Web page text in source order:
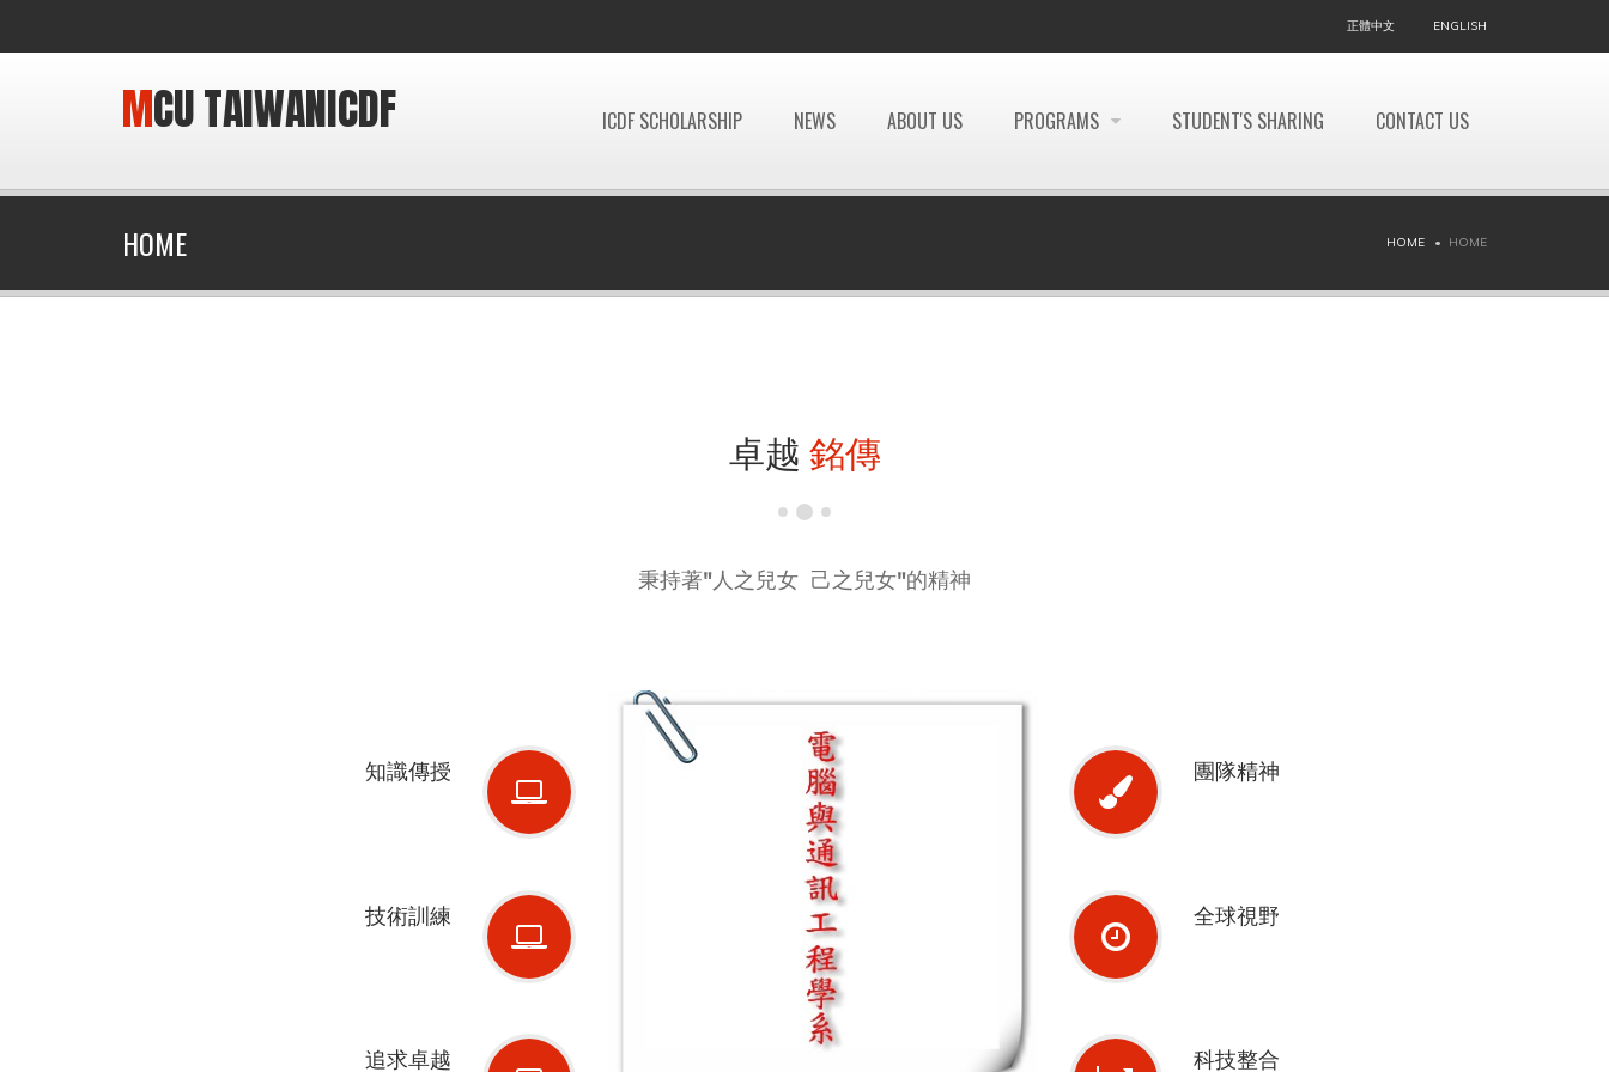
正體中文 ENGLISH
MCU TAIWANICDF ICDF SCHOLARSHIP NEWS ABOUT US PROGRAMS STUDENT'S SHARING CONTACT US
HOME HOME HOME
卓越 銘傳
秉持著"人之兒女 己之兒女"的精神
知識傳授
技術訓練
追求卓越
團隊精神
全球視野
科技整合